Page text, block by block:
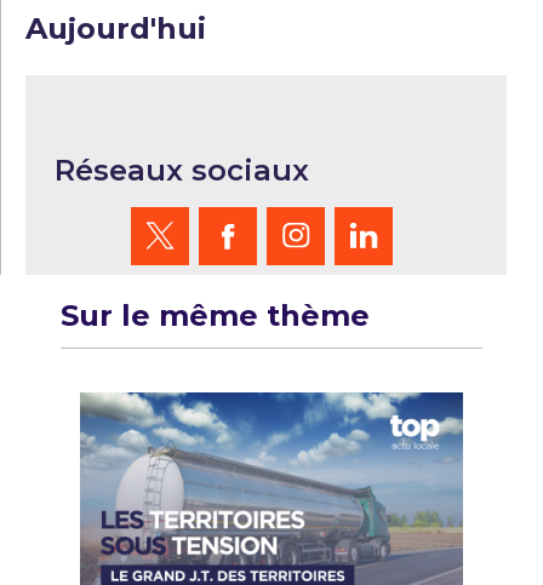
Aujourd'hui
Réseaux sociaux
Sur le même thème